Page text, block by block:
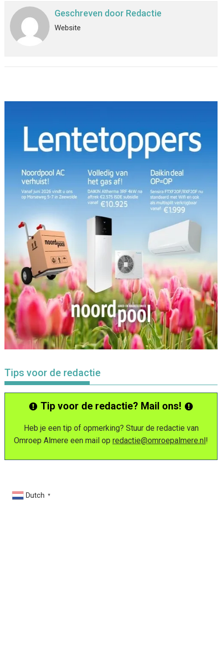
Geschreven door Redactie
Website
Tips voor de redactie
Tip voor de redactie? Mail ons!
Heb je een tip of opmerking? Stuur de redactie van
Omroep Almere een mail op redactie@omroepalmere.nl!
Dutch ▼